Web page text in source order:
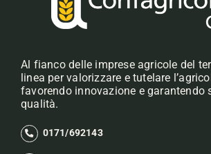
Al fianco delle imprese agricole del
linea per valorizzare e tutelare
favorendo innovazione e garantendo
qualità.
0171/692143